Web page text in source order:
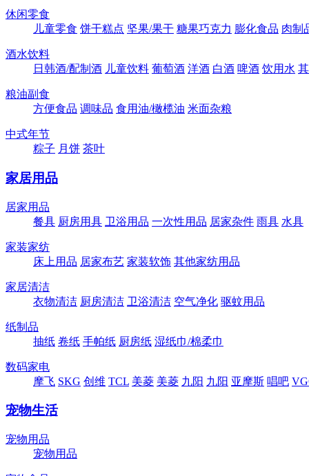
休闲零食
儿童零食 饼干糕点 坚果/果干 糖果巧克力 膨化食品 肉制
酒水饮料
日韩酒/配制酒 儿童饮料 葡萄酒 洋酒 白酒 啤酒 饮用水
粮油副食
方便食品 调味品 食用油/橄榄油 米面杂粮
中式年节
粽子 月饼 茶叶
家居用品
居家用品
餐具 厨房用具 卫浴用品 一次性用品 居家杂件 雨具 水具
家装家纺
床上用品 居家布艺 家装软饰 其他家纺用品
家居清洁
衣物清洁 厨房清洁 卫浴清洁 空气净化 驱蚊用品
纸制品
抽纸 卷纸 手帕纸 厨房纸 湿纸巾/棉柔巾
数码家电
摩飞 SKG 创维 TCL 美菱 美菱 九阳 九阳 亚摩斯 唱吧
宠物生活
宠物用品
宠物用品